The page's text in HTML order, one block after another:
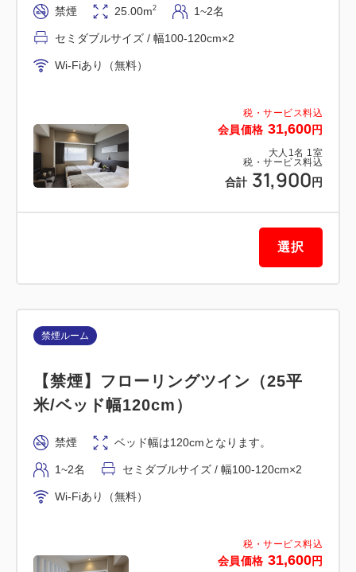
・リムジンバス発着所「広島バスセンター」から徒歩
８分
・山陽自動車道「広島ＩＣ」から車で３０分
・チェックイン14時／チェックアウト11時
・お子様用のアメニティ（タオル・歯ブラシ・スリッ
パ）をご用意しております。
・ツインルームはホテルの構造上、隣同士のお部屋の
ご用意ができません。ご了承くださいませ。
━━駐車場について━━
・トラストパーク(提携) TEL080-9710-3723
※利用可能時間：13：00〜13：00(22：00〜翌7：
00入出庫不可)
・ヒロシマパーキング(提携) TEL082-247-1144
〒730-0029 広島市中区三川町1-18
税・サービス料込
会員価格 31,600円
大人 1名 1室
税・サービス料込
合計 31,900 円
禁煙 25.00m2 1~2名
セミダブルサイズ / 幅100-120cm×2
Wi-Fiあり（無料）
選択
税・サービス料込
会員価格 31,600円
禁煙ルーム
【禁煙】フローリングツイン（25平
米/ベッド幅120cm）
禁煙 ベッド幅は120cmとなります。
1~2名 セミダブルサイズ / 幅100-120cm×2
Wi-Fiあり（無料）